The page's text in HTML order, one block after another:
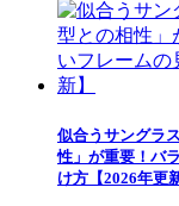
似合うサングラ
性」が重要！バ
け方【2026年更新